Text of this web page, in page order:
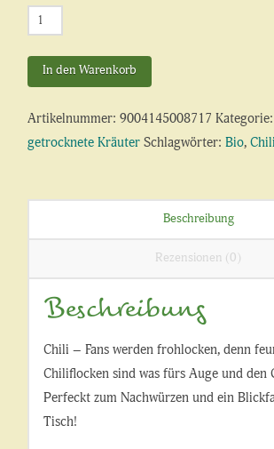
Chili
bio
Menge
In den Warenkorb
Artikelnummer:9004145008717
getrocknete Kräuter Schlagwörter:Bio,Chili
Beschreibung
Rezensionen (0)
Beschreibung
Chili – Fans werden frohlocken, denn
Chiliflocken sind was fürs Auge und den
Perfeckt zum Nachwürzen und ein
Tisch!